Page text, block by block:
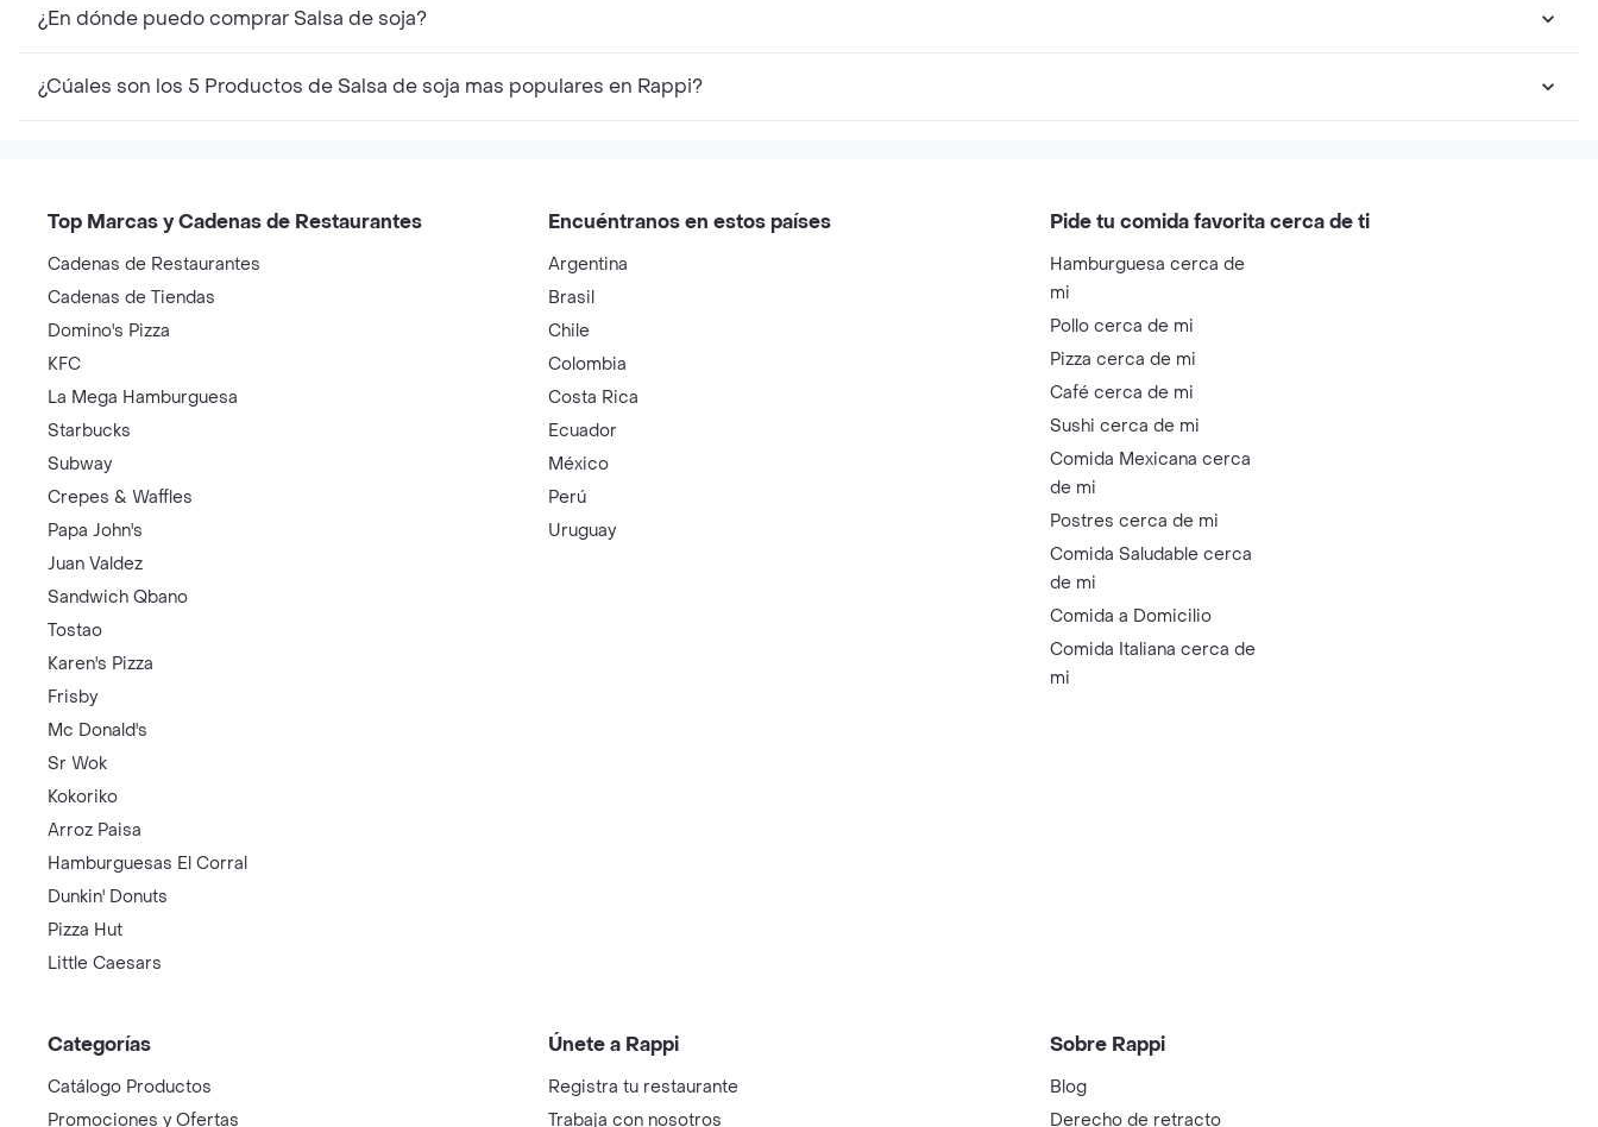
¿En dónde puedo comprar Salsa de soja?
¿Cúales son los 5 Productos de Salsa de soja mas populares en Rappi?
Top Marcas y Cadenas de Restaurantes
Cadenas de Restaurantes
Cadenas de Tiendas
Domino's Pizza
KFC
La Mega Hamburguesa
Starbucks
Subway
Crepes & Waffles
Papa John's
Juan Valdez
Sandwich Qbano
Tostao
Karen's Pizza
Frisby
Mc Donald's
Sr Wok
Kokoriko
Arroz Paisa
Hamburguesas El Corral
Dunkin' Donuts
Pizza Hut
Little Caesars
Encuéntranos en estos países
Argentina
Brasil
Chile
Colombia
Costa Rica
Ecuador
México
Perú
Uruguay
Pide tu comida favorita cerca de ti
Hamburguesa cerca de
mi
Pollo cerca de mi
Pizza cerca de mi
Café cerca de mi
Sushi cerca de mi
Comida Mexicana cerca
de mi
Postres cerca de mi
Comida Saludable cerca
de mi
Comida a Domicilio
Comida Italiana cerca de
mi
Categorías
Catálogo Productos
Promociones y Ofertas
Únete a Rappi
Registra tu restaurante
Trabaja con nosotros
Sobre Rappi
Blog
Derecho de retracto